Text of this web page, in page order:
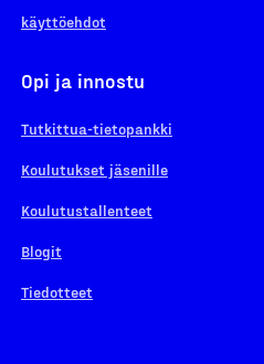
käyttöehdot
Opi ja innostu
Tutkittua-tietopankki
Koulutukset jäsenille
Koulutustallenteet
Blogit
Tiedotteet